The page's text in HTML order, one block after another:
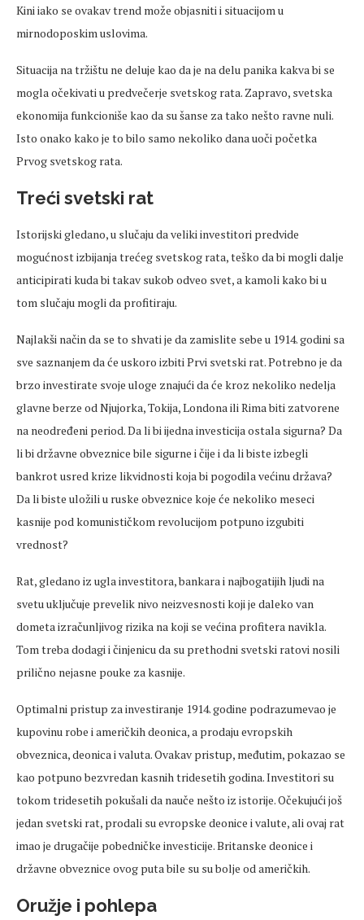
Kini iako se ovakav trend može objasniti i situacijom u
mirnodoposkim uslovima.
Situacija na tržištu ne deluje kao da je na delu panika kakva bi se
mogla očekivati u predvečerje svetskog rata. Zapravo, svetska
ekonomija funkcioniše kao da su šanse za tako nešto ravne nuli.
Isto onako kako je to bilo samo nekoliko dana uoči početka
Prvog svetskog rata.
Treći svetski rat
Istorijski gledano, u slučaju da veliki investitori predvide
mogućnost izbijanja trećeg svetskog rata, teško da bi mogli dalje
anticipirati kuda bi takav sukob odveo svet, a kamoli kako bi u
tom slučaju mogli da profitiraju.
Najlakši način da se to shvati je da zamislite sebe u 1914. godini sa
sve saznanjem da će uskoro izbiti Prvi svetski rat. Potrebno je da
brzo investirate svoje uloge znajući da će kroz nekoliko nedelja
glavne berze od Njujorka, Tokija, Londona ili Rima biti zatvorene
na neodređeni period. Da li bi ijedna investicija ostala sigurna? Da
li bi državne obveznice bile sigurne i čije i da li biste izbegli
bankrot usred krize likvidnosti koja bi pogodila većinu država?
Da li biste uložili u ruske obveznice koje će nekoliko meseci
kasnije pod komunističkom revolucijom potpuno izgubiti
vrednost?
Rat, gledano iz ugla investitora, bankara i najbogatijih ljudi na
svetu uključuje prevelik nivo neizvesnosti koji je daleko van
dometa izračunljivog rizika na koji se većina profitera navikla.
Tom treba dodagi i činjenicu da su prethodni svetski ratovi nosili
prilično nejasne pouke za kasnije.
Optimalni pristup za investiranje 1914. godine podrazumevao je
kupovinu robe i američkih deonica, a prodaju evropskih
obveznica, deonica i valuta. Ovakav pristup, međutim, pokazao se
kao potpuno bezvredan kasnih tridesetih godina. Investitori su
tokom tridesetih pokušali da nauče nešto iz istorije. Očekujući još
jedan svetski rat, prodali su evropske deonice i valute, ali ovaj rat
imao je drugačije pobedničke investicije. Britanske deonice i
državne obveznice ovog puta bile su su bolje od američkih.
Oružje i pohlepa